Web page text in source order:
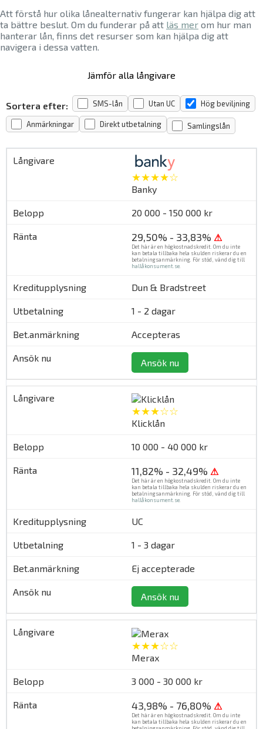
Att förstå hur olika lånealternativ fungerar kan hjälpa dig att
ta bättre beslut. Om du funderar på att läs mer om hur man
hanterar lån, finns det resurser som kan hjälpa dig att
navigera i dessa vatten.
Jämför alla långivare
Sortera efter: SMS-lån Utan UC Hög beviljning
Anmärkningar Direkt utbetalning Samlingslån
★★★★☆
Banky
20 000 - 150 000 kr
29,50% - 33,83% ⚠
Det här är en högkostnadskredit. Om du inte
kan betala tillbaka hela skulden riskerar du en
betalningsanmärkning. För stöd, vänd dig till
hallåkonsument.se
Dun & Bradstreet
1 - 2 dagar
Accepteras
Ansök nu
★★★☆☆
Klicklån
10 000 - 40 000 kr
11,82% - 32,49% ⚠
Det här är en högkostnadskredit. Om du inte
kan betala tillbaka hela skulden riskerar du en
betalningsanmärkning. För stöd, vänd dig till
hallåkonsument.se.
UC
1 - 3 dagar
Ej accepterade
Ansök nu
★★★☆☆
Merax
3 000 - 30 000 kr
43,98% - 76,80% ⚠
Det här är en högkostnadskredit. Om du inte
kan betala tillbaka hela skulden riskerar du en